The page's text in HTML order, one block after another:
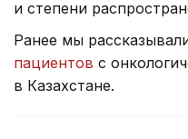
и степени
Ранее мы
пациентов с
в Казахстане.